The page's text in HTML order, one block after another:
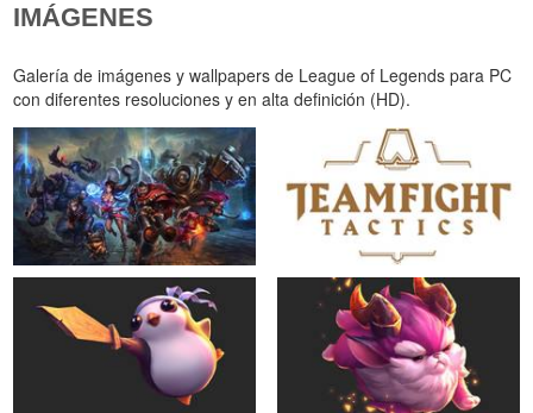
IMÁGENES
Galería de imágenes y wallpapers de League of Legends para PC
con diferentes resoluciones y en alta definición (HD).